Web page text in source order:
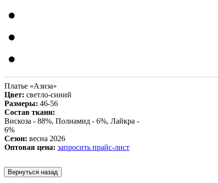
Платье «Азиза»
Цвет: светло-синий
Размеры: 46-56
Состав ткани:
Вискоза - 88%, Полиамид - 6%, Лайкра -
6%
Сезон: весна 2026
Оптовая цена: запросить прайс-лист